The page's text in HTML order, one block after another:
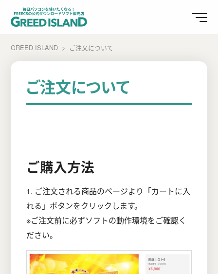
GREED ISLAND ご注文について
ご注文について
ご購入方法
1. ご注文される商品のページより「カートに入
れる」ボタンをクリックします。
※ご注文前に必ずソフトの動作環境をご確認く
ださい。